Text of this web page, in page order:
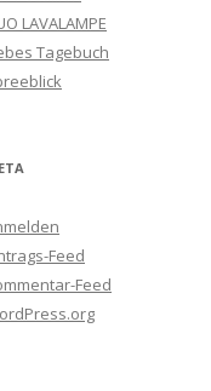
LAVALAMPE
Tagebuch
Feed
Feed